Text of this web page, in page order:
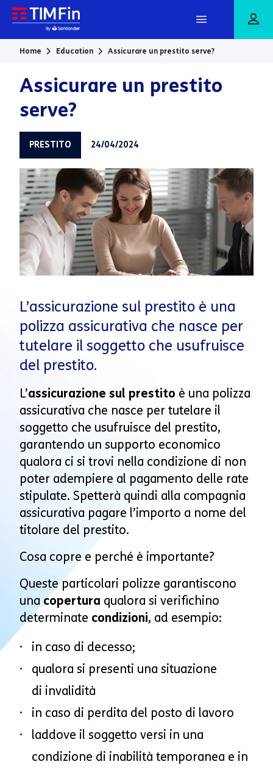
Vai al contenuto principale
Home Education Assicurare un prestito serve?
Assicurare un prestito
serve?
PRESTITO 24/04/2024
L’assicurazione sul prestito è una
polizza assicurativa che nasce per
tutelare il soggetto che usufruisce
del prestito.
L’assicurazione sul prestito è una polizza
assicurativa che nasce per tutelare il
soggetto che usufruisce del prestito,
garantendo un supporto economico
qualora ci si trovi nella condizione di non
poter adempiere al pagamento delle rate
stipulate. Spetterà quindi alla compagnia
assicurativa pagare l’importo a nome del
titolare del prestito.
Cosa copre e perché è importante?
Queste particolari polizze garantiscono
unacopertura qualora si verifichino
determinate condizioni, ad esempio:
in caso di decesso;
qualora si presenti una situazione
di invalidità
in caso di perdita del posto di lavoro
laddove il soggetto versi in una
condizione di inabilità temporanea e in